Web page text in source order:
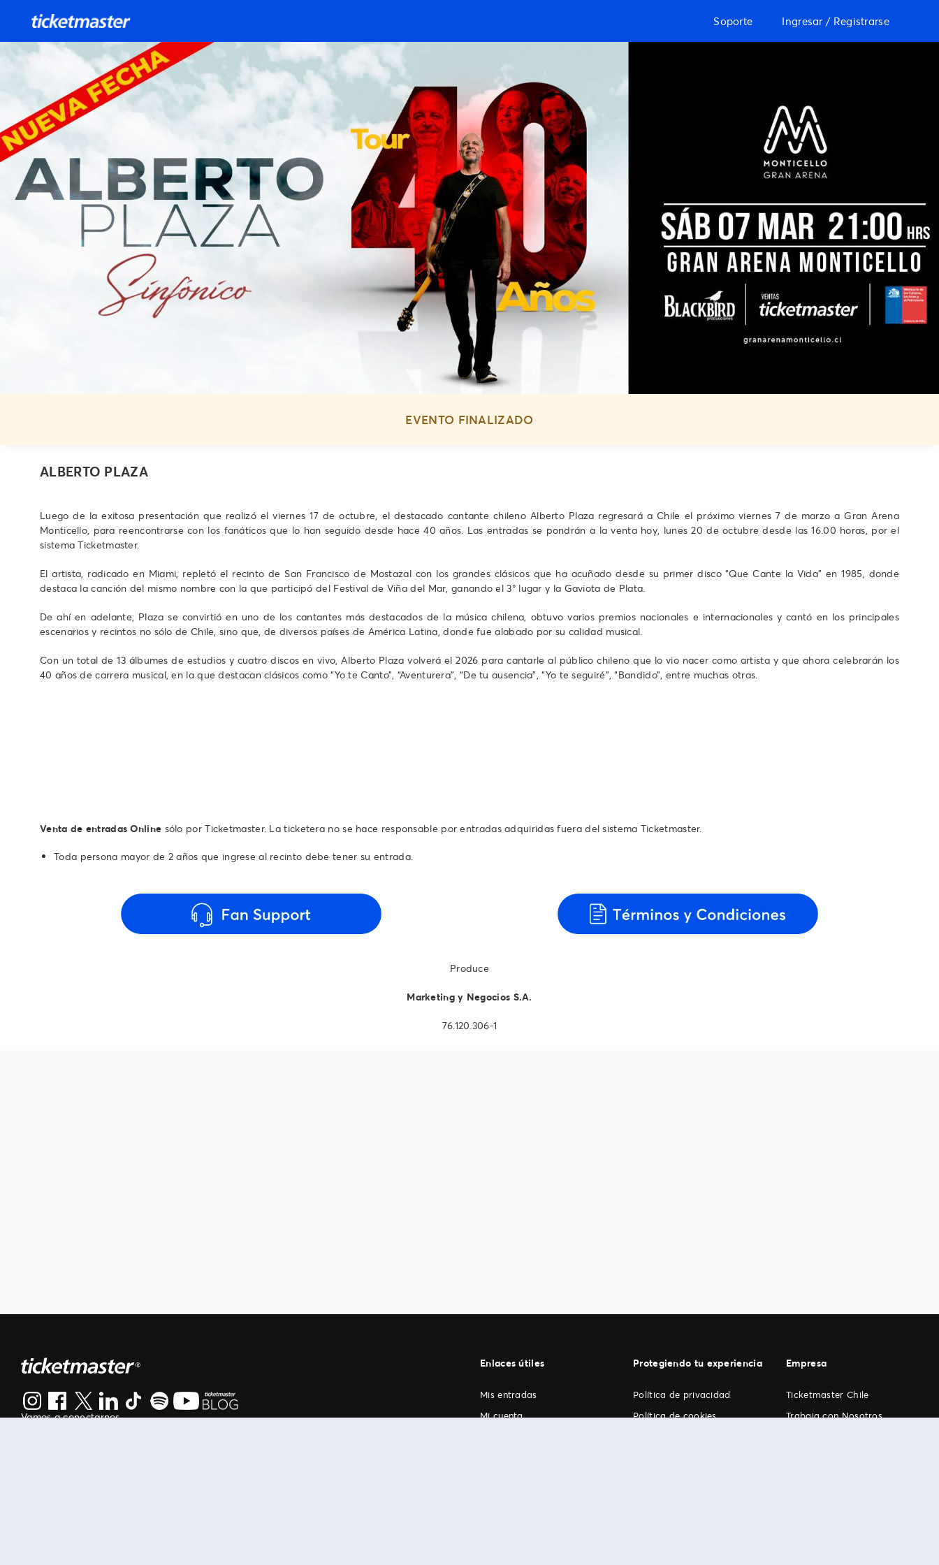
Soporte Ingresar / Registrarse
EVENTO FINALIZADO
ALBERTO PLAZA
Luego de la exitosa presentación que realizó el viernes 17 de octubre, el destacado cantante chileno Alberto Plaza regresará a Chile el próximo viernes 7 de marzo a Gran Arena
Monticello, para reencontrarse con los fanáticos que lo han seguido desde hace 40 años. Las entradas se pondrán a la venta hoy, lunes 20 de octubre desde las 16.00 horas, por el
sistema Ticketmaster.
El artista, radicado en Miami, repletó el recinto de San Francisco de Mostazal con los grandes clásicos que ha acuñado desde su primer disco “Que Cante la Vida” en 1985, donde
destaca la canción del mismo nombre con la que participó del Festival de Viña del Mar, ganando el 3° lugar y la Gaviota de Plata.
De ahí en adelante, Plaza se convirtió en uno de los cantantes más destacados de la música chilena, obtuvo varios premios nacionales e internacionales y cantó en los principales
escenarios y recintos no sólo de Chile, sino que, de diversos países de América Latina, donde fue alabado por su calidad musical.
Con un total de 13 álbumes de estudios y cuatro discos en vivo, Alberto Plaza volverá el 2026 para cantarle al público chileno que lo vio nacer como artista y que ahora celebrarán los
40 años de carrera musical, en la que destacan clásicos como “Yo te Canto”, “Aventurera”, “De tu ausencia”, “Yo te seguiré”, “Bandido”, entre muchas otras.
Venta de entradas Online sólo por Ticketmaster. La ticketera no se hace responsable por entradas adquiridas fuera del sistema Ticketmaster.
Toda persona mayor de 2 años que ingrese al recinto debe tener su entrada.
Produce
Marketing y Negocios S.A.
76.120.306-1
Vamos a conectarnos
Enlaces útiles
Mis entradas
Mi cuenta
Protegiendo tu experiencia
Política de privacidad
Política de cookies
Empresa
Ticketmaster Chile
Trabaja con Nosotros